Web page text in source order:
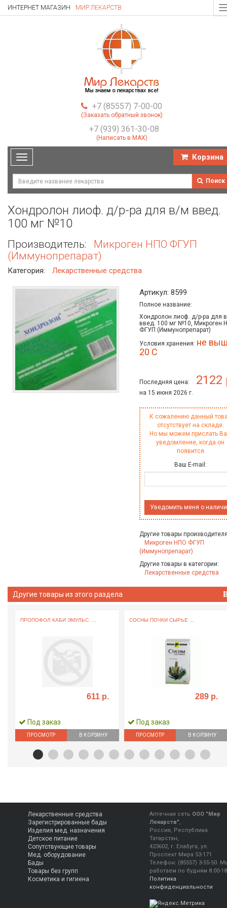
ИНТЕРНЕТ МАГАЗИН МИР ЛЕКАРСТВ
+7 (85557) 7-00-00
(Заказать обратный звонок)
+7 (939) 361-30-08
(Написать в MAX)
Toggle
navigation
Корзина
Поиск
Хондролон лиоф. д/р-ра для в/м введ.
100 мг №10
Производитель:
Микроген НПО ФГУП
(Иммунопрепарат)
Категория: Лекарственные средства
Артикул: 8599
Полное название:
Хондролон лиоф. д/р-ра для
введ. 100 мг №10, Микроген
ФГУП (Иммунопрепарат)
Условия хранения: не
20 С
Последняя цена: 2122
на 15 июня 2026 г.
К сожалению данный
отсутствует на складе.
Но мы можем прислать
уведомление, когда он
появится
Ваш E-mail:
Уведомить меня о
Другие товары
Микроген НПО ФГУП
(Иммунопрепарат)
Другие товары в категории:
Лекарственные средства
Другие товары из этого раздела
ПРОПОФОЛ КАБИ ЭМУЛЬС. ...
611 р.
Под заказ
ПРОСМОТР В КОРЗИНУ
СОСНЫ ПОЧКИ СЫРЬЕ ...
289 р.
Под заказ
ПРОСМОТР В КОРЗИНУ
Лекарственные средства
Зарегистрированные бады
Изделия мед. назначения
Детское питание
Сопутствующие товары
Мед. оборудование
Бады
Товары без групп
Косметика и гигиена
Аптечная сеть ООО "Мир
Лекарств",
Россия, Республика
Татарстан,
423602, г. Елабуга, ул.
Проспект Мира 53-171
Телефон: (85557) 3-55-50.
работаем по будням 8.00-
Политика
конфиденциальности